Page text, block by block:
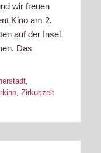
wir freuen
Kino am 2.
auf der Insel
Das
Zirkuszelt